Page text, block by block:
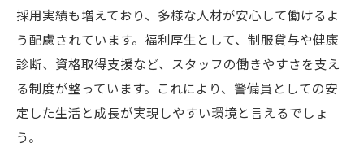
採用実績も増えており、多様な人材が安心して働けるよ
う配慮されています。福利厚生として、制服貸与や健康
診断、資格取得支援など、スタッフの働きやすさを支え
る制度が整っています。これにより、警備員としての安
定した生活と成長が実現しやすい環境と言えるでしょ
う。